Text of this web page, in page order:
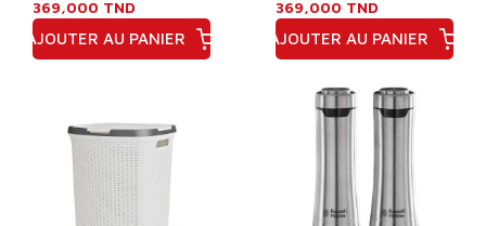
369,000 TND
AJOUTER AU PANIER
369,000 TND
AJOUTER AU PANIER